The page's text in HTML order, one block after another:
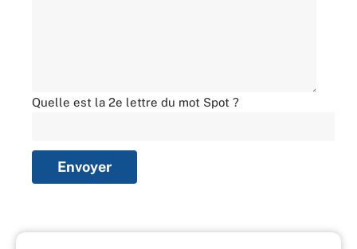
Quelle est la 2e lettre du mot Spot ?